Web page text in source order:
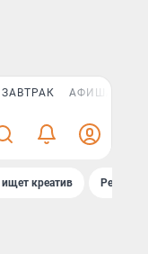
АФИША PLUS
ищет креатив